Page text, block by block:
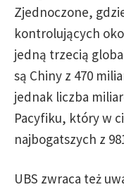
Zjednoczone,
kontrolujących
jedną trzecią
są Chiny z 470
jednak liczba
Pacyfiku, który w
najbogatszych z
UBS zwraca też